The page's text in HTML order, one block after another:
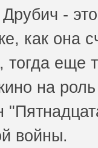
-
как она
еще
на
войны.